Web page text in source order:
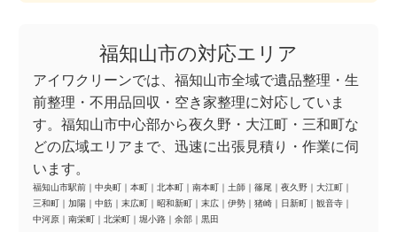
福知山市の対応エリア
アイワクリーンでは、福知山市全域で遺品整理・生
前整理・不用品回収・空き家整理に対応していま
す。福知山市中心部から夜久野・大江町・三和町な
どの広域エリアまで、迅速に出張見積り・作業に伺
います。
福知山市駅前 ｜ 中央町 ｜ 本町 ｜ 北本町 ｜ 南本町 ｜ 土師 ｜ 篠尾 ｜ 夜久野 ｜ 大江町 ｜
三和町 ｜ 加陽 ｜ 中筋 ｜ 末広町 ｜ 昭和新町 ｜ 末広 ｜ 伊勢 ｜ 猪崎 ｜ 日新町 ｜ 観音寺 ｜
中河原 ｜ 南栄町 ｜ 北栄町 ｜ 堀小路 ｜ 余部 ｜ 黒田